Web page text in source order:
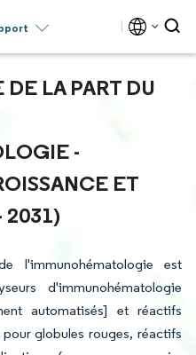
DE LA PART DU
-
ET
2031)
l'immunohématologie est
d'immunohématologie
automatisés] et réactifs
globules rouges, réactifs